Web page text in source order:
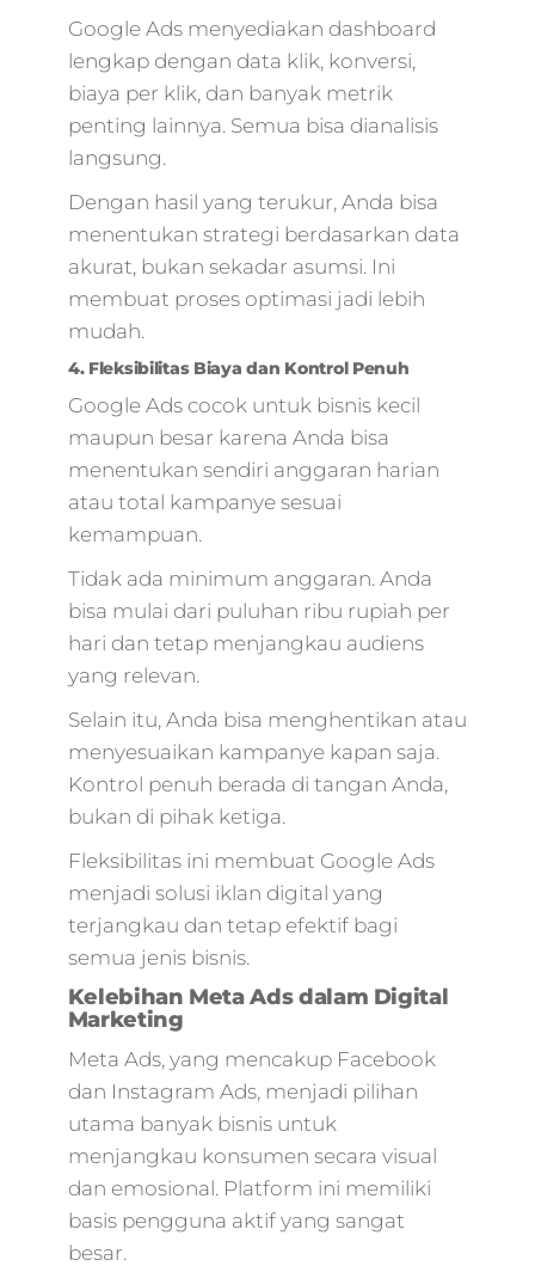
Google Ads menyediakan dashboard
lengkap dengan data klik, konversi,
biaya per klik, dan banyak metrik
penting lainnya. Semua bisa dianalisis
langsung.
Dengan hasil yang terukur, Anda bisa
menentukan strategi berdasarkan data
akurat, bukan sekadar asumsi. Ini
membuat proses optimasi jadi lebih
mudah.
4. Fleksibilitas Biaya dan Kontrol Penuh
Google Ads cocok untuk bisnis kecil
maupun besar karena Anda bisa
menentukan sendiri anggaran harian
atau total kampanye sesuai
kemampuan.
Tidak ada minimum anggaran. Anda
bisa mulai dari puluhan ribu rupiah per
hari dan tetap menjangkau audiens
yang relevan.
Selain itu, Anda bisa menghentikan atau
menyesuaikan kampanye kapan saja.
Kontrol penuh berada di tangan Anda,
bukan di pihak ketiga.
Fleksibilitas ini membuat Google Ads
menjadi solusi iklan digital yang
terjangkau dan tetap efektif bagi
semua jenis bisnis.
Kelebihan Meta Ads dalam Digital
Marketing
Meta Ads, yang mencakup Facebook
dan Instagram Ads, menjadi pilihan
utama banyak bisnis untuk
menjangkau konsumen secara visual
dan emosional. Platform ini memiliki
basis pengguna aktif yang sangat
besar.